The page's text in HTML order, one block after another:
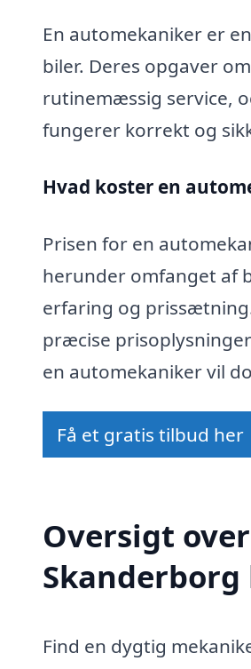
En automekaniker er
biler. Deres opgaver
rutinemæssig service,
fungerer korrekt og
Hvad koster en
Prisen for en
herunder omfanget af
erfaring og
præcise
en automekaniker vil
Få et gratis tilbud her
Oversigt
Find en dygtig